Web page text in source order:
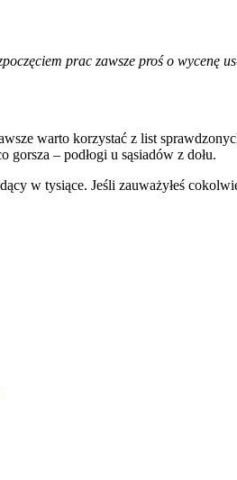
prac zawsze proś o wycenę
warto korzystać z list
– podłogi u sąsiadów z dołu.
w tysiące. Jeśli zauważyłeś